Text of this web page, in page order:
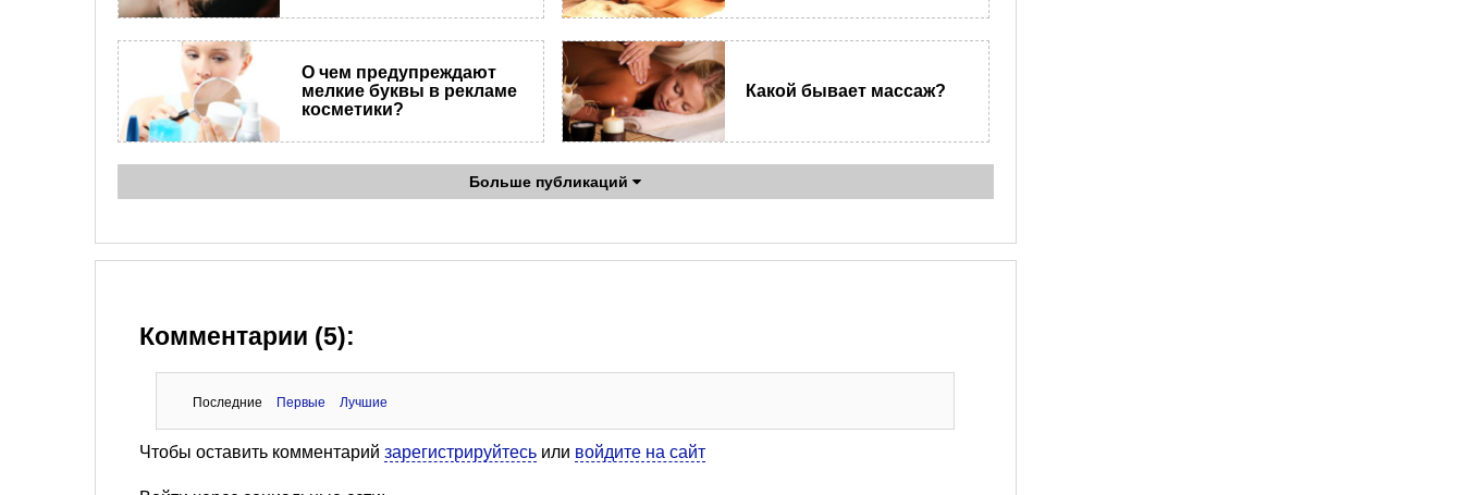
О чем предупреждают
мелкие буквы в рекламе
косметики?
Какой бывает массаж?
Больше публикаций
Комментарии (5):
Последние Первые Лучшие
Чтобы оставить комментарий зарегистрируйтесь или войдите на сайт